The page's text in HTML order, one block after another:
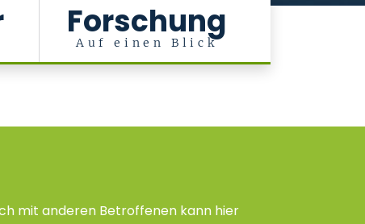
Forschung
Auf einen Blick
mit anderen Betroffenen kann hier